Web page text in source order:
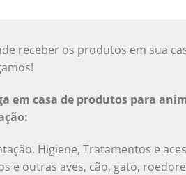
receber os produtos em sua
em casa de produtos para
Higiene, Tratamentos e
e outras aves, cão, gato,